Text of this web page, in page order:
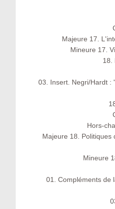
Majeure 17.
Mineure 17.
18.
03. Insert. Negri/Hardt :
Hors-
Majeure 18. Politiques
Mineure
01. Compléments de